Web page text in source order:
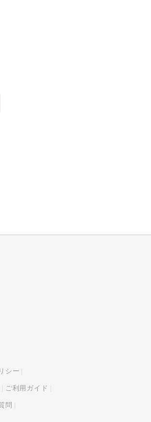
シー
ご利用ガイド
問